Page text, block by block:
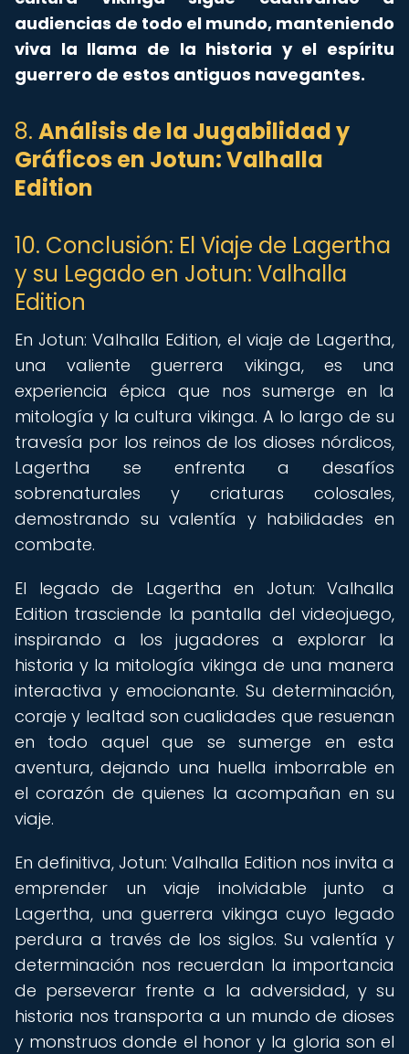
audiencias de todo el mundo, manteniendo
viva la llama de la historia y el espíritu
guerrero de estos antiguos navegantes.
8. Análisis de la Jugabilidad y
Gráficos en Jotun: Valhalla
Edition
10. Conclusión: El Viaje de Lagertha
y su Legado en Jotun: Valhalla
Edition
En Jotun: Valhalla Edition, el viaje de Lagertha,
una valiente guerrera vikinga, es una
experiencia épica que nos sumerge en la
mitología y la cultura vikinga. A lo largo de su
travesía por los reinos de los dioses nórdicos,
Lagertha se enfrenta a desafíos
sobrenaturales y criaturas colosales,
demostrando su valentía y habilidades en
combate.
El legado de Lagertha en Jotun: Valhalla
Edition trasciende la pantalla del videojuego,
inspirando a los jugadores a explorar la
historia y la mitología vikinga de una manera
interactiva y emocionante. Su determinación,
coraje y lealtad son cualidades que resuenan
en todo aquel que se sumerge en esta
aventura, dejando una huella imborrable en
el corazón de quienes la acompañan en su
viaje.
En definitiva, Jotun: Valhalla Edition nos invita a
emprender un viaje inolvidable junto a
Lagertha, una guerrera vikinga cuyo legado
perdura a través de los siglos. Su valentía y
determinación nos recuerdan la importancia
de perseverar frente a la adversidad, y su
historia nos transporta a un mundo de dioses
y monstruos donde el honor y la gloria son el